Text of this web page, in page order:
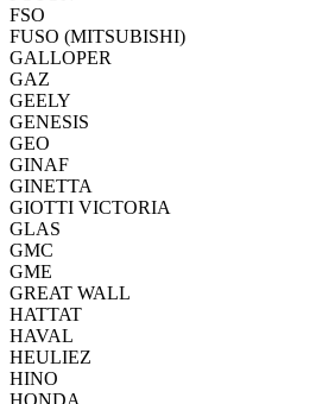
FSO
FUSO (MITSUBISHI)
GALLOPER
GAZ
GEELY
GENESIS
GEO
GINAF
GINETTA
GIOTTI VICTORIA
GLAS
GMC
GME
GREAT WALL
HATTAT
HAVAL
HEULIEZ
HINO
HONDA